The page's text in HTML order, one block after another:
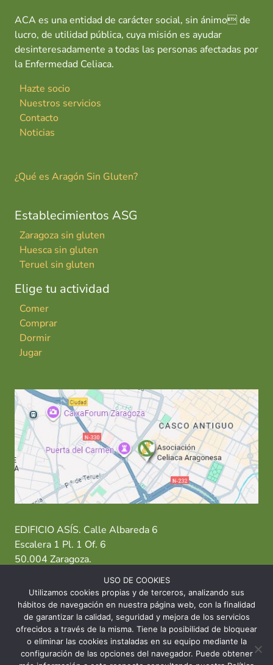
ACA es una entidad de carácter social, sin ánimo de
lucro, de utilidad pública, cuya misión es ayudar
desinteresadamente a todas las personas afectadas por
la Enfermedad Celiaca.
Hazte socio
Nuestros servicios
Contacto
Noticias
¿Qué es Aragón Sin Gluten?
Establecimientos ASG
Zaragoza sin gluten
Huesca sin gluten
Teruel sin gluten
Elige tu actividad
Comer
Comprar
Dormir
Jugar
EDIFICIO ASÍS. Calle Albareda 6
Escalera 1 Pl. 1 Of. 6
50.004 Zaragoza.
T: 976 484 949 M: 635 638 563
Sede Zaragoza·Sede Huesca· Sede Teruel
USO DE COOKIES
Utilizamos cookies propias y de terceros, analizando sus
hábitos de navegación en nuestra página web, con la finalidad
de garantizar la calidad, seguridad y mejora de los servicios
ofrecidos a través de la misma. Tiene la posibilidad de bloquear
o eliminar las cookies instaladas en su equipo mediante la
configuración de las opciones del navegador. Puede obtener